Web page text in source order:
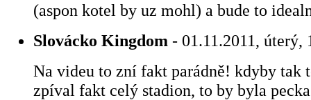
(aspon kotel by uz mohl) a bude to
Slovácko Kingdom - 01.11.2011, úterý,
Na videu to zní fakt parádně! kdyby tak
zpíval fakt celý stadion, to by byla